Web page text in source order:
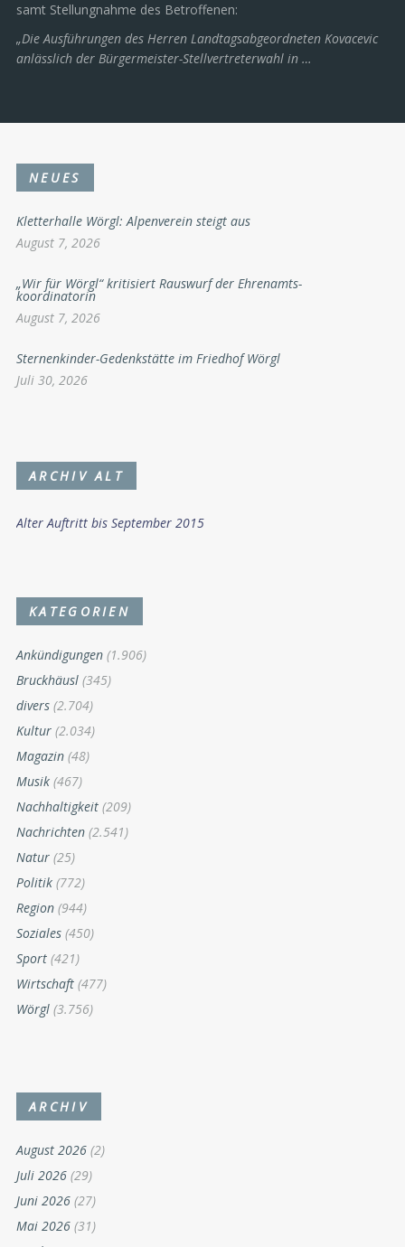
samt Stellungnahme des Betroffenen:
„Die Ausführungen des Herren Landtagsabgeordneten Kovacevic
anlässlich der Bürgermeister-Stellvertreterwahl in …
NEUES
Kletterhalle Wörgl: Alpenverein steigt aus
August 7, 2026
„Wir für Wörgl“ kritisiert Rauswurf der Ehrenamts-
koordinatorin
August 7, 2026
Sternenkinder-Gedenkstätte im Friedhof Wörgl
Juli 30, 2026
ARCHIV ALT
Alter Auftritt bis September 2015
KATEGORIEN
Ankündigungen (1.906)
Bruckhäusl (345)
divers (2.704)
Kultur (2.034)
Magazin (48)
Musik (467)
Nachhaltigkeit (209)
Nachrichten (2.541)
Natur (25)
Politik (772)
Region (944)
Soziales (450)
Sport (421)
Wirtschaft (477)
Wörgl (3.756)
ARCHIV
August 2026 (2)
Juli 2026 (29)
Juni 2026 (27)
Mai 2026 (31)